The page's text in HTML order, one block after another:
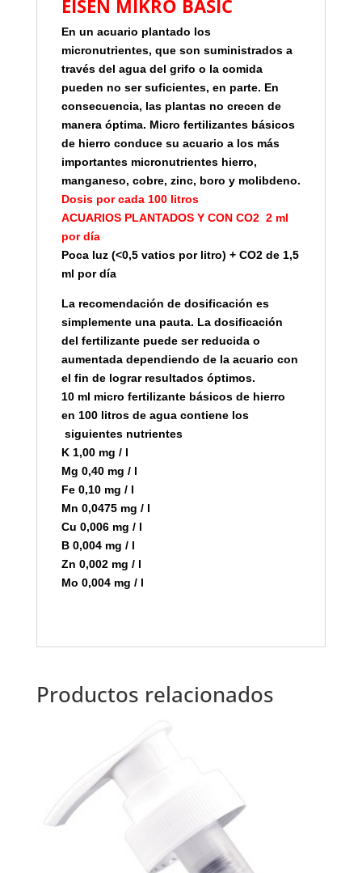
EISEN MIKRO BASIC
En un acuario plantado los
micronutrientes, que son suministrados a
través del agua del grifo o la comida
pueden no ser suficientes, en parte. En
consecuencia, las plantas no crecen de
manera óptima. Micro fertilizantes básicos
de hierro conduce su acuario a los más
importantes micronutrientes hierro,
manganeso, cobre, zinc, boro y molibdeno.
Dosis por cada 100 litros
ACUARIOS PLANTADOS Y CON CO2 2 ml
por día
Poca luz (<0,5 vatios por litro) + CO2 de 1,5
ml por día
La recomendación de dosificación es
simplemente una pauta. La dosificación
del fertilizante puede ser reducida o
aumentada dependiendo de la acuario con
el fin de lograr resultados óptimos.
10 ml micro fertilizante básicos de hierro
en 100 litros de agua contiene los
siguientes nutrientes
K 1,00 mg / l
Mg 0,40 mg / l
Fe 0,10 mg / l
Mn 0,0475 mg / l
Cu 0,006 mg / l
B 0,004 mg / l
Zn 0,002 mg / l
Mo 0,004 mg / l
Productos relacionados